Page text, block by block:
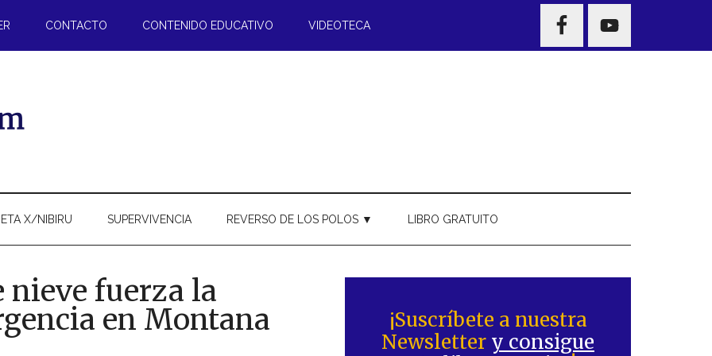
CONTACTO CONTENIDO EDUCATIVO VIDEOTECA
NAV
WIDGET
X/NIBIRU SUPERVIVENCIA REVERSO DE LOS POLOS ▼ LIBRO GRATUITO
nieve fuerza la
en Montana
lateral
principal
¡Suscríbete a nuestra
Newsletter y consigue